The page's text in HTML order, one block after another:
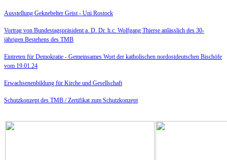
Ausstellung Geknebelter Geist - Uni Rostock
Vortrag von Bundestagspräsident a. D. Dr. h.c. Wolfgang Thierse anlässlich des 30-
jährigen Bestehens des TMB
Eintreten für Demokratie - Gemeinsames Wort der katholischen nordostdeutschen Bischöfe
vom 19.01.24
Erwachsenenbildung für Kirche und Gesellschaft
Schutzkonzept des TMB / Zertifikat zum Schutzkonzept